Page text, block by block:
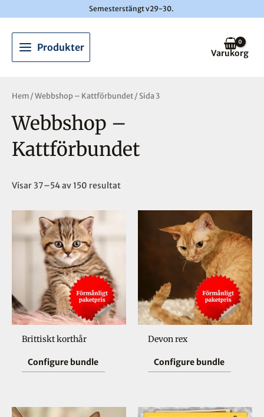
Semesterstängt v29-30.
MenuProdukter
Varukorg
Hem/Webbshop – Kattförbundet/ Sida 3
Webbshop –
Kattförbundet
Visar 37–54 av 150 resultat
senaste
Brittiskt korthår
Configure bundle
Devon rex
Configure bundle